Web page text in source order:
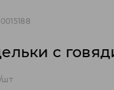
с
/шт